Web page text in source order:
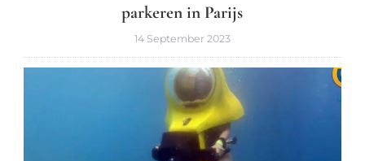
parkeren in Parijs
14 September 2023